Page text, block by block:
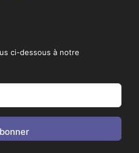
ci-dessous à notre